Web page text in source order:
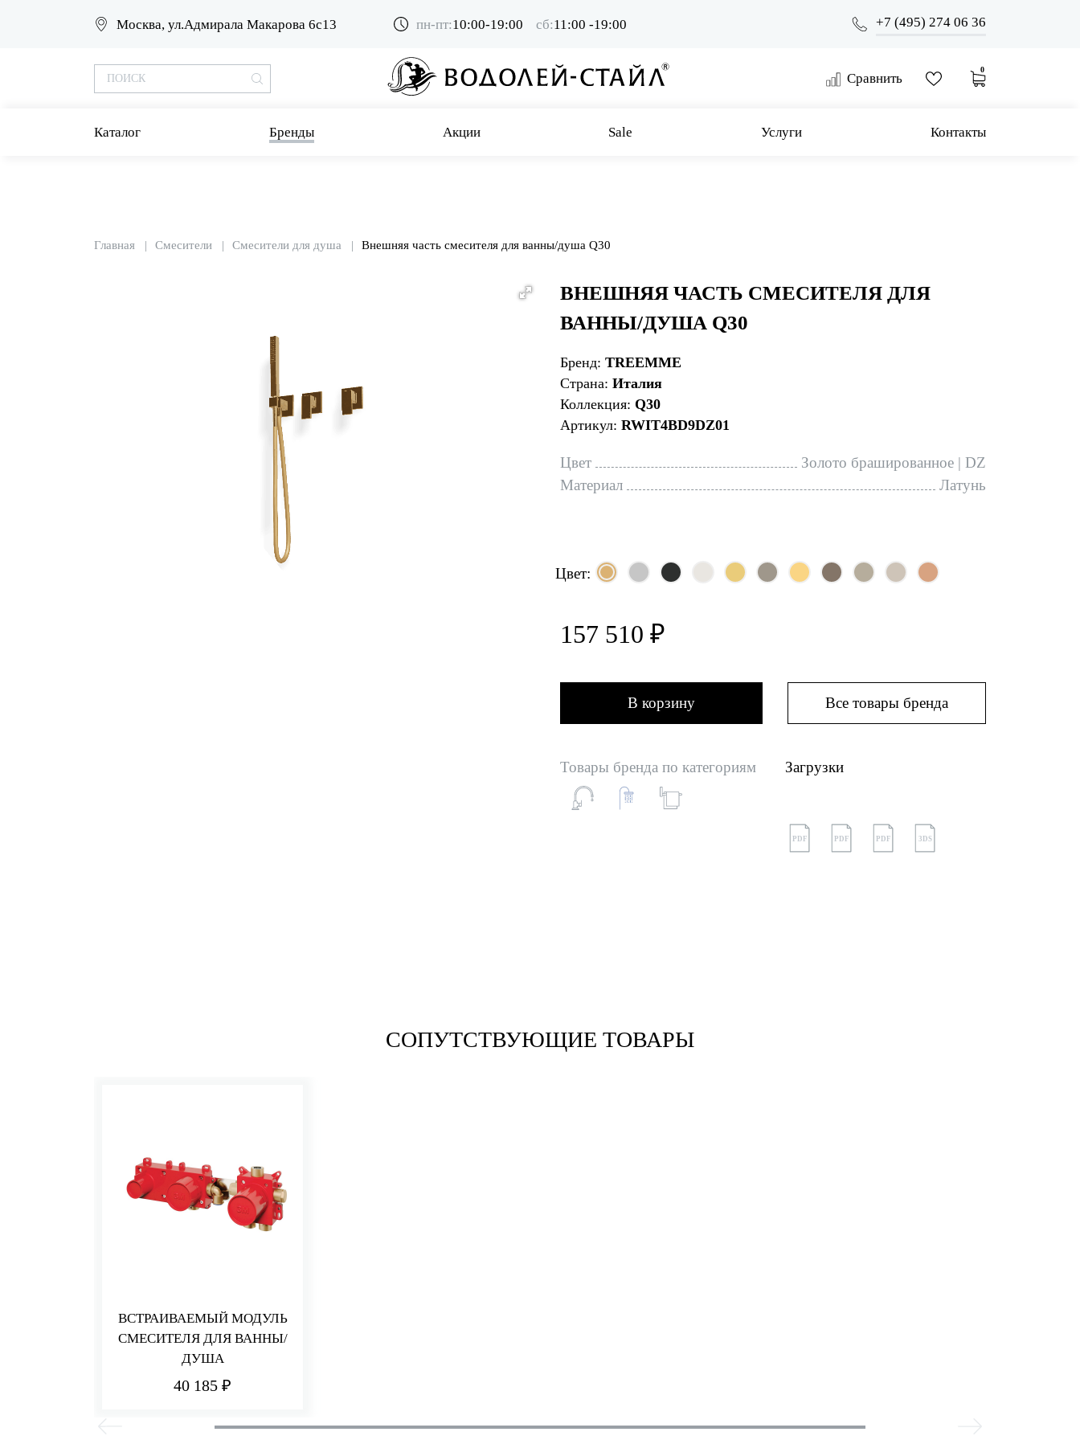
Москва, ул.Адмирала Макарова 6с13 пн-пт:10:00-19:00 сб:11:00 -19:00 +7 (495) 274 06 36
Сравнить
0
Каталог Бренды Акции Sale Услуги Контакты
Главная Смесители Смесители для душа Внешняя часть смесителя для ванны/душа Q30
ВНЕШНЯЯ ЧАСТЬ СМЕСИТЕЛЯ ДЛЯ
ВАННЫ/ДУША Q30
Бренд: TREEMME
Страна: Италия
Коллекция: Q30
Артикул: RWIT4BD9DZ01
Цвет
Золото брашированное | DZ
Материал
Латунь
Цвет:
157 510 ₽
В корзину Все товары бренда
Товары бренда по категориям Загрузки
PDF PDF PDF 3DS
СОПУТСТВУЮЩИЕ ТОВАРЫ
ВСТРАИВАЕМЫЙ МОДУЛЬ
СМЕСИТЕЛЯ ДЛЯ ВАННЫ/
ДУША
40 185 ₽